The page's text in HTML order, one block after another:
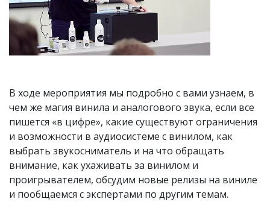
В ходе мероприятия мы подробно с вами узнаем, в
чем же магия винила и аналогового звука, если все
пишется «в цифре», какие существуют ограничения
и возможности в аудиосистеме с винилом, как
выбрать звукосниматель и на что обращать
внимание, как ухаживать за винилом и
проигрывателем, обсудим новые релизы на виниле
и пообщаемся с экспертами по другим темам.